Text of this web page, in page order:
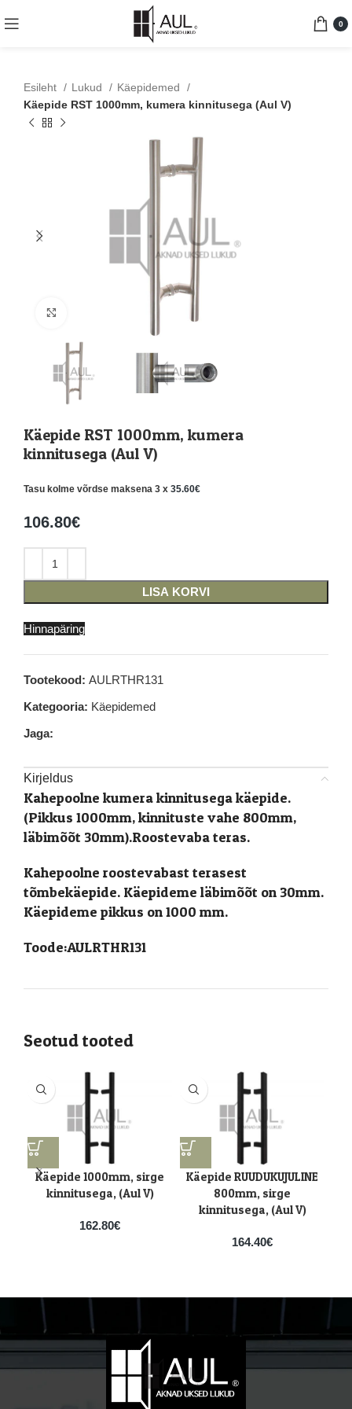
0
Esileht Lukud
Käepidemed
Käepide RST 1000mm, kumera kinnitusega (Aul V)
Käepide RST 1000mm, kumera
kinnitusega (Aul V)
Tasu kolme võrdse maksena 3 x 35.60€
106.80€
LISA KORVI
Hinnapäring
Tootekood: AULRTHR131
Kategooria: Käepidemed
Jaga:
Kirjeldus
Kahepoolne kumera kinnitusega käepide.
(Pikkus 1000mm, kinnituste vahe 800mm,
läbimõõt 30mm).Roostevaba teras.
Kahepoolne roostevabast terasest
tõmbekäepide. Käepideme läbimõõt on 30mm.
Käepideme pikkus on 1000 mm.
Toode:AULRTHR131
Seotud tooted
Käepide 1000mm, sirge
kinnitusega, (Aul V)
162.80€
Käepide RUUDUKUJULINE
800mm, sirge
kinnitusega, (Aul V)
164.40€